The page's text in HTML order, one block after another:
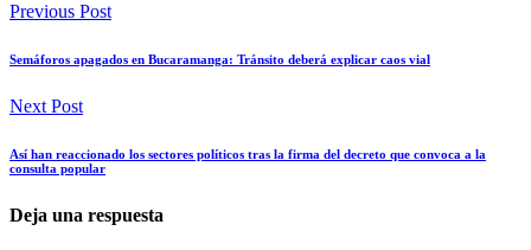
Previous Post
Semáforos apagados en Bucaramanga: Tránsito deberá explicar caos vial
Next Post
Así han reaccionado los sectores políticos tras la firma del decreto que convoca a la
consulta popular
Deja una respuesta